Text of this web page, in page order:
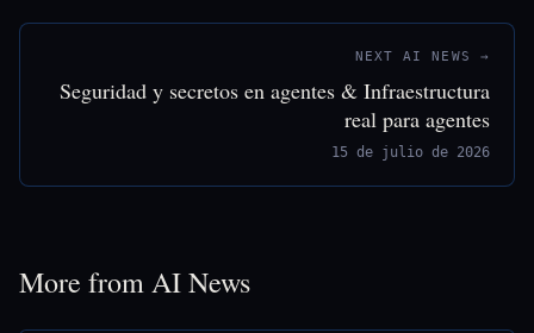
NEXT AI NEWS →
Seguridad y secretos en agentes & Infraestructura
real para agentes
15 de julio de 2026
More from AI News